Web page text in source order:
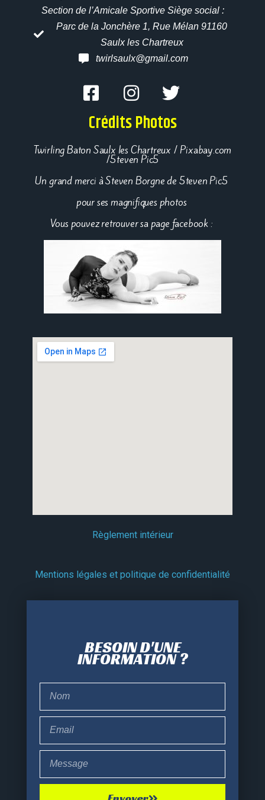
Section de l’Amicale Sportive Siège social :
Parc de la Jonchère 1, Rue Mélan 91160
Saulx les Chartreux
twirlsaulx@gmail.com
Crédits Photos
Twirling Baton Saulx les Chartreux / Pixabay.com
/5teven Pic5
Un grand merci à Steven Borgne de 5teven Pic5
pour ses magnifiques photos
Vous pouvez retrouver sa page facebook :
Règlement intérieur
Mentions légales et politique de confidentialité
BESOIN D'UNE
INFORMATION ?